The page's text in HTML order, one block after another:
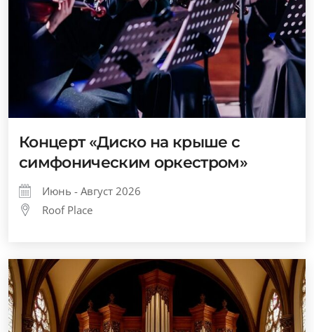
Концерт «Диско на крыше с
симфоническим оркестром»
Июнь - Август 2026
Roof Place